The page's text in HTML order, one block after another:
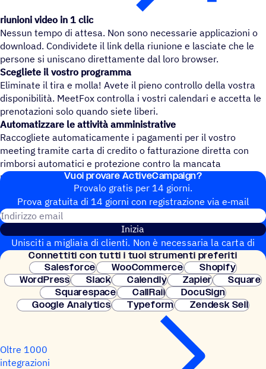
riunioni video in 1 clic
Nessun tempo di attesa. Non sono necessarie applicazioni o
download. Condividete il link della riunione e lasciate che le
persone si uniscano direttamente dal loro browser.
Scegliete il vostro programma
Eliminate il tira e molla! Avete il pieno controllo della vostra
disponibilità. MeetFox controlla i vostri calendari e accetta le
prenotazioni solo quando siete liberi.
Automatizzare le attività amministrative
Raccogliete automaticamente i pagamenti per il vostro
meeting tramite carta di credito o fatturazione diretta con
rimborsi automatici e protezione contro la mancata
presentazione. Vuoi provare ActiveCampaign?
Provalo gratis per 14 giorni.
Prova gratuita di 14 giorni con regi­stra­zione via e‑mail
Inizia
Unisciti a migliaia di clienti. Non è necessaria la carta di
credito. Configurazione istantanea.
Connet­titi con tutti i tuoi strumenti preferiti
Salesforce
WooCommerce
Shopify
WordPress
Slack Calendly Zapier
Square
Squarespace
CallRail
DocuSign
Google Analytics
Typeform Zendesk Sell
Oltre 1000
integrazioni